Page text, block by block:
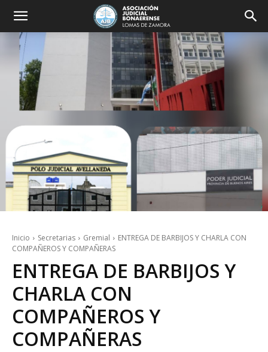
Inicio Secretarias Gremial
ENTREGA DE BARBIJOS Y CHARLA CON
COMPAÑEROS Y COMPAÑERAS
ENTREGA DE BARBIJOS Y
CHARLA CON
COMPAÑEROS Y
COMPAÑERAS